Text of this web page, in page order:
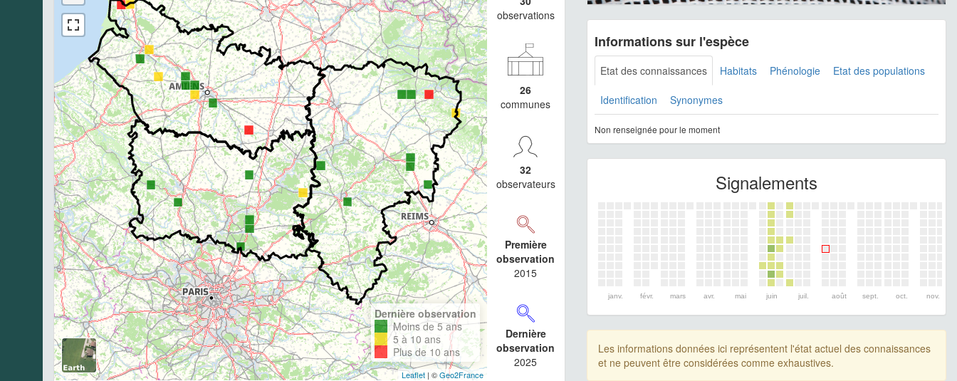
Dernière observation
Moins de 5 ans
5 à 10 ans
Plus de 10 ans
Leaflet| ©Geo2France
observations
26
communes
32
observateurs
Première
observation
2015
Dernière
observation
2025
Informations sur l'espèce
Etat des connaissances Habitats Phénologie Etat des populations
Identification Synonymes
Non renseignée pour le moment
Signalements
janv. févr. mars avr. mai juin juil. août sept. oct. nov.
Les informations données ici représentent l'état actuel des connaissances
et ne peuvent être considérées comme exhaustives.